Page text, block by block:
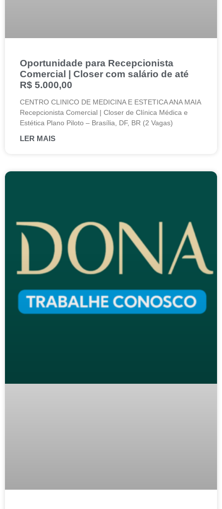
Oportunidade para Recepcionista
Comercial | Closer com salário de até
R$ 5.000,00
CENTRO CLINICO DE MEDICINA E ESTETICA ANA MAIA
Recepcionista Comercial | Closer de Clínica Médica e
Estética Plano Piloto – Brasília, DF, BR (2 Vagas)
LER MAIS